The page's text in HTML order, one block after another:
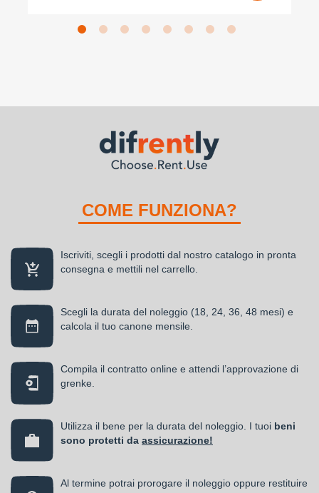
COME FUNZIONA?
Iscriviti, scegli i prodotti dal nostro catalogo in pronta
consegna e mettili nel carrello.
Scegli la durata del noleggio (18, 24, 36, 48 mesi) e
calcola il tuo canone mensile.
Compila il contratto online e attendi l’approvazione di
grenke.
Utilizza il bene per la durata del noleggio. I tuoi beni
sono protetti da assicurazione!
Al termine potrai prorogare il noleggio oppure restituire